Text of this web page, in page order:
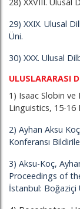
29) XXIX. Ulusal
Üni.
30) XXX. Ulusal
ULUSLARARASI
1) Isaac Slobin
Linguistics, 15-16
2) Ayhan Aksu
Konferansı
3) Aksu-Koç,
Proceedings of
İstanbul: Boğaziçi